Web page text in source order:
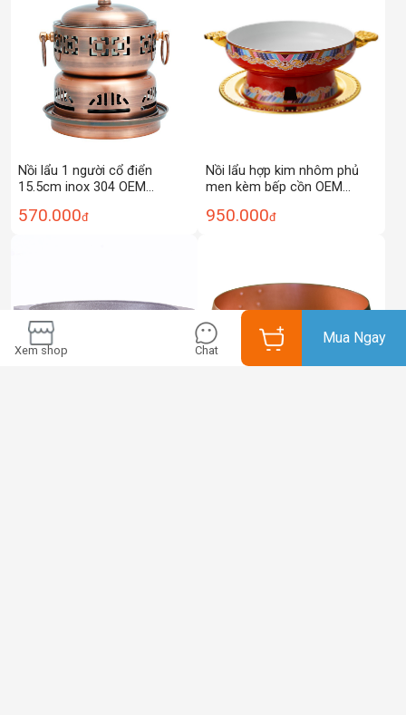
Nồi lẩu 1 người cổ điển
15.5cm inox 304 OEM
570.000đ
Nồi lẩu hợp kim nhôm phủ
men kèm bếp cồn OEM
950.000đ
Xem shop Chat
Mua Ngay